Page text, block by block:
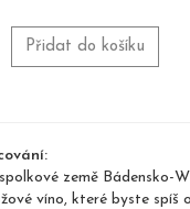
Přidat do košíku
země Bádensko-
víno, které byste spíš